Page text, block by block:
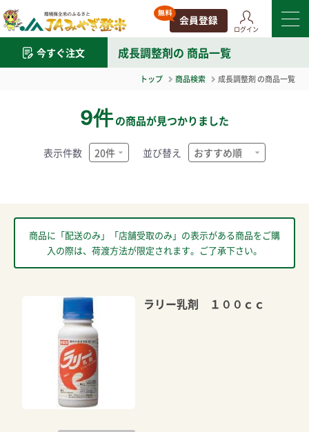
ログイン
今すぐ注文 成長調整剤の 商品一覧
トップ 商品検索 成長調整剤 の商品一覧
9件の商品が見つかりました
表示件数 並び替え
商品に「配送のみ」「店舗受取のみ」の表示がある商品をご購
入の際は、荷渡方法が限定されます。ご了承下さい。
ラリー乳剤 １００ｃｃ